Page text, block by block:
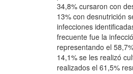
34,8% cursaron con
13% con desnutrición
infecciones
frecuente fue la
representando el
14,1% se les realizó
realizados el 61,5%